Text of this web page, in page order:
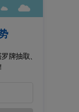
牌抽取、